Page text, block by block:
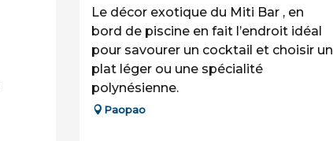
Le décor exotique du Miti Bar , en
bord de piscine en fait l’endroit idéal
pour savourer un cocktail et choisir un
plat léger ou une spécialité
polynésienne.
Paopao